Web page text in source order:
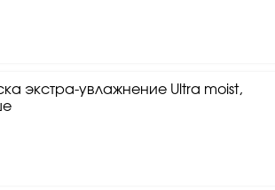
экстра-увлажнение Ultra moist,